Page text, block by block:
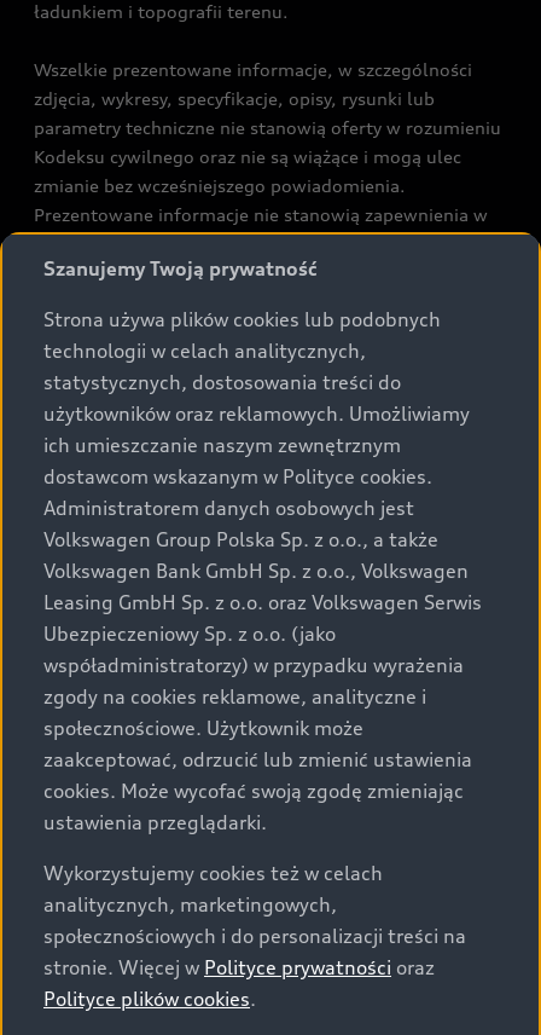
Szanujemy Twoją prywatność
Strona używa plików cookies lub podobnych
technologii w celach analitycznych,
statystycznych, dostosowania treści do
użytkowników oraz reklamowych. Umożliwiamy
ich umieszczanie naszym zewnętrznym
dostawcom wskazanym w Polityce cookies.
Administratorem danych osobowych jest
Volkswagen Group Polska Sp. z o.o., a także
Volkswagen Bank GmbH Sp. z o.o., Volkswagen
Leasing GmbH Sp. z o.o. oraz Volkswagen Serwis
Ubezpieczeniowy Sp. z o.o. (jako
współadministratorzy) w przypadku wyrażenia
zgody na cookies reklamowe, analityczne i
społecznościowe. Użytkownik może
zaakceptować, odrzucić lub zmienić ustawienia
cookies. Może wycofać swoją zgodę zmieniając
ustawienia przeglądarki.
Wykorzystujemy cookies też w celach
analitycznych, marketingowych,
społecznościowych i do personalizacji treści na
stronie. Więcej w Polityce prywatności oraz
Polityce plików cookies.
ładunkiem i topografii terenu.
Wszelkie prezentowane informacje, w szczególności
zdjęcia, wykresy, specyfikacje, opisy, rysunki lub
parametry techniczne nie stanowią oferty w rozumieniu
Kodeksu cywilnego oraz nie są wiążące i mogą ulec
zmianie bez wcześniejszego powiadomienia.
Prezentowane informacje nie stanowią zapewnienia w
43b ust. 2 pkt 2 lit. a-c Ustawy o prawach konsumenta.
Podane kwoty są rekomendowane i obejmują podatek
VAT (23%), chyba że inaczej zaznaczono.
Audi zastrzega sobie możliwość wprowadzenia zmian w
prezentowanych wersjach. Przedstawione detale
wyposażenia mogą różnić się od specyfikacji
przewidzianej na rynek polski. Zamieszczone zdjęcia
mogą przedstawiać wyposażenie opcjonalne, dostępne
za dopłatą. Wiążące ustalenie ceny, wyposażenia i
specyfikacji pojazdu następują w umowie sprzedaży, a
określenie parametrów technicznych zawiera
świadectwo homologacji typu pojazdu. Zastrzegamy
sobie prawo do zmian i pomyłek. Wszelkie informacje
prezentowane na stronie są aktualne na dzień ich
zamieszczania. W celu uzyskania najnowszych
informacji prosimy kontaktować się z Partnerem Marki
Audi.
są wykonywane z materiałów spełniających pod
względem możliwości odzysku i recyklingu wymagania
określone w normie ISO 22628 i są zgodne z
europejskimi świadectwami homologacji wydanymi wg
dyrektywy 2005/64/WE. Volkswagen Group Polska sp. z